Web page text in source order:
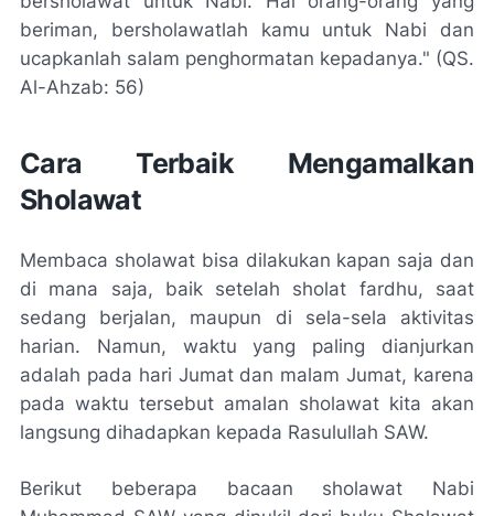
beriman, bersholawatlah kamu untuk Nabi dan
ucapkanlah salam penghormatan kepadanya." (QS.
Al-Ahzab: 56)
Cara Terbaik Mengamalkan
Sholawat
Membaca sholawat bisa dilakukan kapan saja dan
di mana saja, baik setelah sholat fardhu, saat
sedang berjalan, maupun di sela-sela aktivitas
harian. Namun, waktu yang paling dianjurkan
adalah pada hari Jumat dan malam Jumat, karena
pada waktu tersebut amalan sholawat kita akan
langsung dihadapkan kepada Rasulullah SAW.
Berikut beberapa bacaan sholawat Nabi